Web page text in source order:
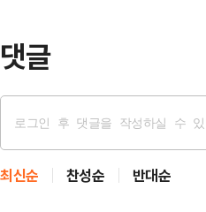
댓글
최신순 찬성순 반대순